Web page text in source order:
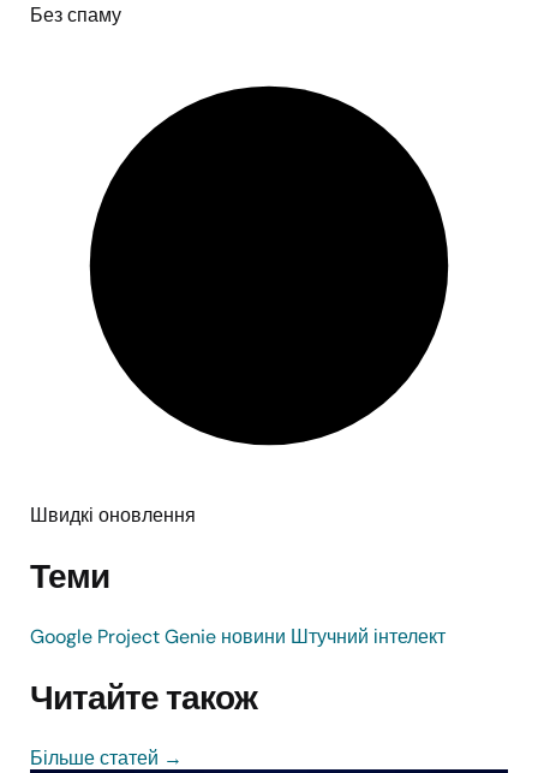
Без спаму
Швидкі оновлення
Теми
Google Project Genie новини Штучний інтелект
Читайте також
Більше статей →